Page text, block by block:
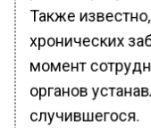
Также
хронических
момент
органов
случившегося.